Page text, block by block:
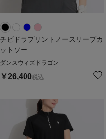
チビドラプリントノースリーブカ
ットソー
ダンスウィズドラゴン
￥26,400税込